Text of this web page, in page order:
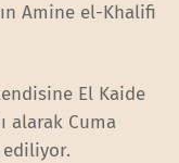
Amine el-Khalifi
El Kaide
alarak Cuma
ediliyor.